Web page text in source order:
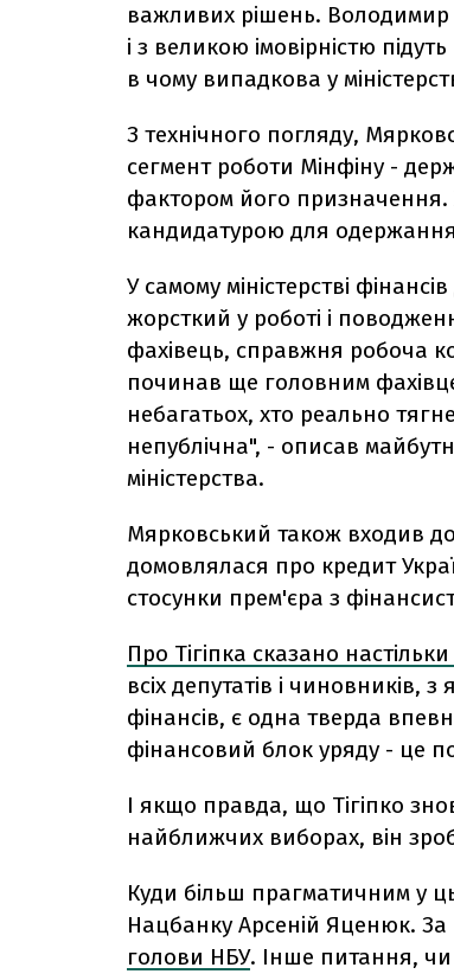
важливих рішень. Володимир
і з великою імовірністю
в чому випадкова у
З технічного погляду,
сегмент роботи Мінфіну -
фактором його
кандидатурою для
У самому міністерстві
жорсткий у роботі і
фахівець, справжня робоча
починав ще головним
небагатьох, хто реально
непублічна", - описав
міністерства.
Мярковський також входив
домовлялася про кредит
стосунки прем'єра з
Про Тігіпка сказано
всіх депутатів і чиновників,
фінансів, є одна тверда
фінансовий блок уряду - це
І якщо правда, що Тігіпко
найближчих виборах, він
Куди більш прагматичним у
Нацбанку Арсеній Яценюк.
голови НБУ. Інше питання,